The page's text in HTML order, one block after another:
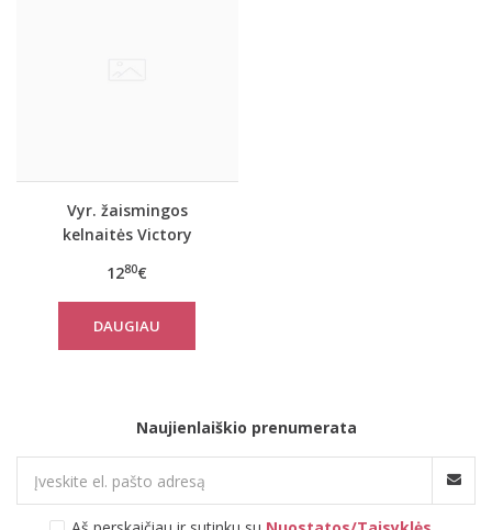
Vyr. žaismingos
kelnaitės Victory
1280€
DAUGIAU
Naujienlaiškio prenumerata